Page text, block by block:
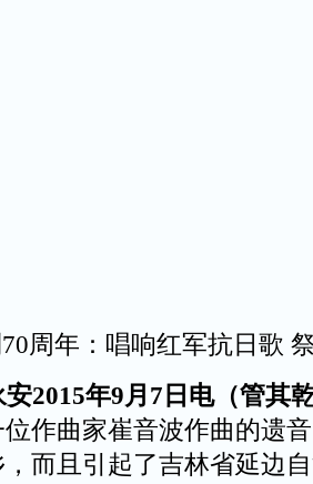
周年：唱响红军抗日歌
2015年9月7日电（管其
作曲家崔音波作曲的遗
而且引起了吉林省延边